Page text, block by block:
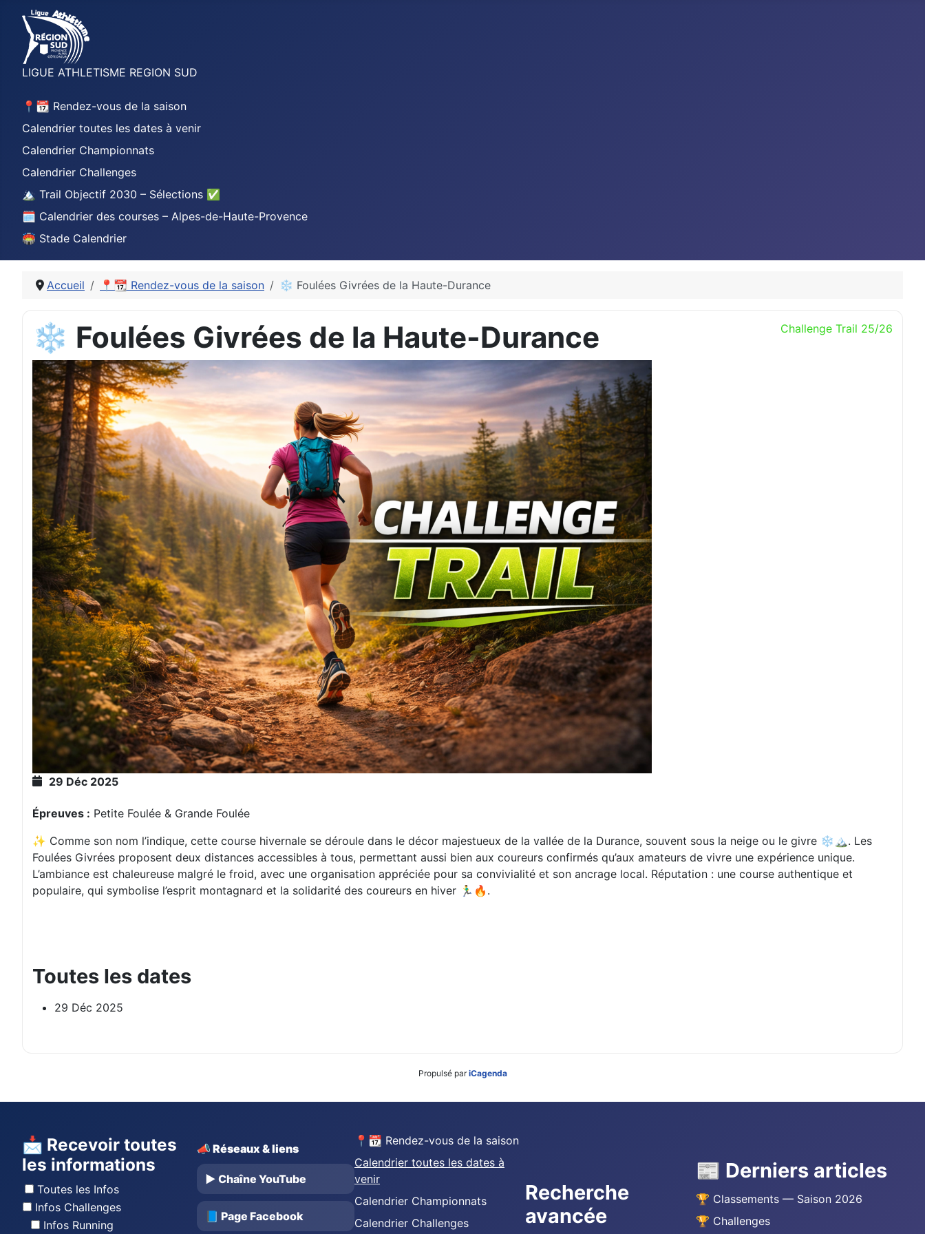
LIGUE ATHLETISME REGION SUD
📍📆 Rendez-vous de la saison
Calendrier toutes les dates à venir
Calendrier Championnats
Calendrier Challenges
🏔️ Trail Objectif 2030 – Sélections ✅
🗓️ Calendrier des courses – Alpes-de-Haute-Provence
🏟️ Stade Calendrier
Accueil 📍📆 Rendez-vous de la saison ❄️ Foulées Givrées de la Haute-Durance
❄️ Foulées Givrées de la Haute-Durance Challenge Trail 25/26
29 Déc 2025
Épreuves : Petite Foulée & Grande Foulée
✨ Comme son nom l’indique, cette course hivernale se déroule dans le décor majestueux de la vallée de la Durance, souvent sous la neige ou le givre ❄️🏔️. Les
Foulées Givrées proposent deux distances accessibles à tous, permettant aussi bien aux coureurs confirmés qu’aux amateurs de vivre une expérience unique.
L’ambiance est chaleureuse malgré le froid, avec une organisation appréciée pour sa convivialité et son ancrage local. Réputation : une course authentique et
populaire, qui symbolise l’esprit montagnard et la solidarité des coureurs en hiver 🏃‍♂️🔥.
Toutes les dates
29 Déc 2025
Propulsé pariCagenda
📩 Recevoir toutes
les informations
Toutes les Infos
Infos Challenges
Infos Running
📣 Réseaux & liens
▶️ Chaîne YouTube
📘 Page Facebook
📍📆 Rendez-vous de la saison
Calendrier toutes les dates à
venir
Calendrier Championnats
Calendrier Challenges
Recherche
avancée
📰 Derniers articles
🏆 Classements — Saison 2026
🏆 Challenges